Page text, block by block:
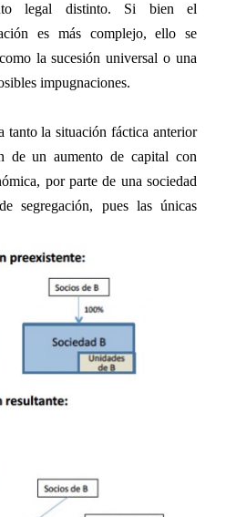
legal distinto. Si bien el
es más complejo, ello se
la sucesión universal o una
impugnaciones.
tanto la situación fáctica anterior
de un aumento de capital con
por parte de una sociedad
segregación, pues las únicas